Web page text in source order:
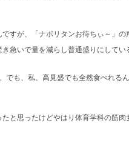
すが、「ナポリタンお待ちぃ～」
急いで量を減らし普通盛りにしてい
でも、私、高見盛でも全然食べれるん
と思ったけどやはり体育学科の筋肉